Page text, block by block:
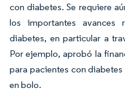
con diabetes. Se requiere
los importantes
diabetes, en particular a
Por ejemplo, aprobó la
para pacientes con
en bolo.